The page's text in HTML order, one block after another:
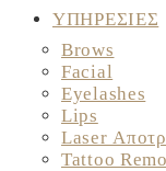
ΥΠΗΡΕΣΙΕΣ
Brows
Facial
Eyelashes
Lips
Laser
Tattoo